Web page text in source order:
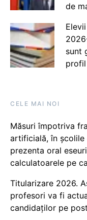
de
sunt
CELE MAI NOI
Măsuri împotriva
artificială, în școlile
prezenta oral
calculatoarele pe
Titularizare 2026.
profesori va fi
candidaților pe